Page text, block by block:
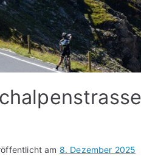
am 8. Dezember 2025